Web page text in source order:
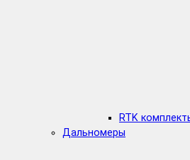
RTK
Дальномеры